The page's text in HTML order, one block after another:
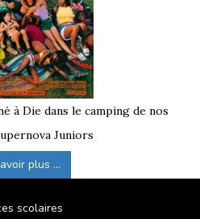
à Die dans le camping de nos
Juniors
plus ...
scolaires